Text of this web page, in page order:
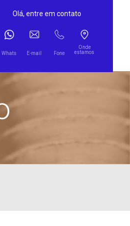
Olá, entre em contato
Whats E-mail Fone
Onde
estamos